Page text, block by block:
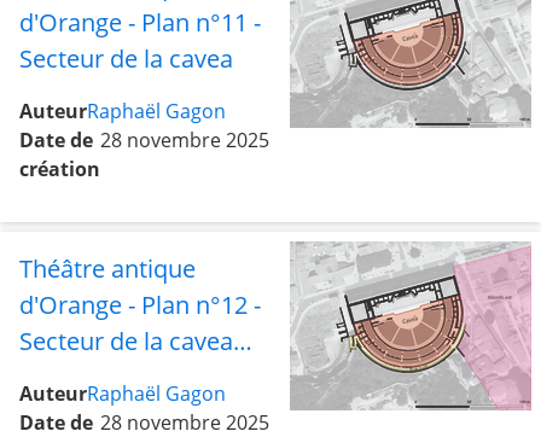
d'Orange - Plan n°11 -
Secteur de la cavea
AuteurRaphaël Gagon
Date de
création
28 novembre 2025
Théâtre antique
d'Orange - Plan n°12 -
Secteur de la cavea
avec la rue sud et les
abords est
AuteurRaphaël Gagon
Date de 28 novembre 2025